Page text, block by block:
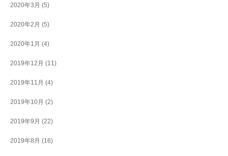
2020年3月 (5)
2020年2月 (5)
2020年1月 (4)
2019年12月 (11)
2019年11月 (4)
2019年10月 (2)
2019年9月 (22)
2019年8月 (16)